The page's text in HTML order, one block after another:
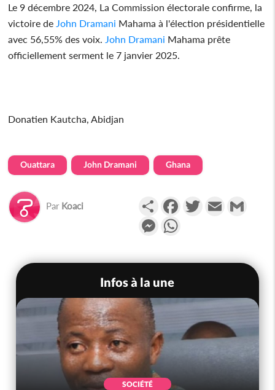
Le 9 décembre 2024, La Commission électorale confirme, la
victoire de John Dramani Mahama à l'élection présidentielle
avec 56,55% des voix. John Dramani Mahama prête
officiellement serment le 7 janvier 2025.
Donatien Kautcha, Abidjan
Ouattara John Dramani Ghana
Par Koaci PartagerFacebookTwitterEmail
Messenger
Infos à la une
SOCIÉTÉ